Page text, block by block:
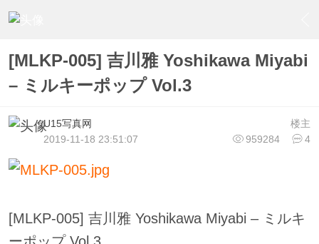
[MLKP-005] 吉川雅 Yoshikawa Miyabi
– ミルキーポップ Vol.3
楼主
U15写真网
959284
4
2019-11-18 23:51:07
[MLKP-005] 吉川雅 Yoshikawa Miyabi – ミルキ